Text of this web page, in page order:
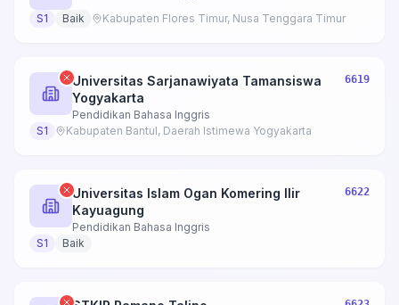
S1 Baik Kabupaten Flores Timur, Nusa Tenggara Timur
Universitas Sarjanawiyata Tamansiswa
Yogyakarta
Pendidikan Bahasa Inggris
6619
S1 Kabupaten Bantul, Daerah Istimewa Yogyakarta
Universitas Islam Ogan Komering Ilir
Kayuagung
Pendidikan Bahasa Inggris
6622
S1 Baik